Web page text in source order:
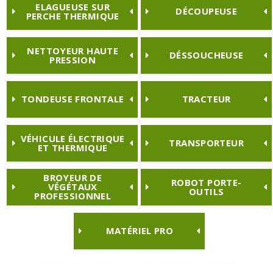
ELAGUEUSE SUR
PERCHE THERMIQUE DÉCOUPEUSE
NETTOYEUR HAUTE
PRESSION DÉSSOUCHEUSE
TONDEUSE FRONTALE TRACTEUR
VÉHICULE ÉLECTRIQUE
ET THERMIQUE TRANSPORTEUR
BROYEUR DE
VÉGÉTAUX
PROFESSIONNEL
ROBOT PORTE-
OUTILS
MATÉRIEL PRO